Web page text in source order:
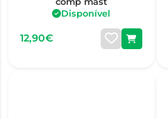
Disponível
12,90€